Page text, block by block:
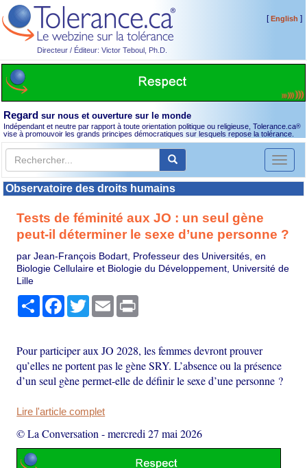
Directeur / Éditeur: Victor Teboul, Ph.D.
[English ]
Regard sur nous et ouverture sur le monde
Indépendant et neutre par rapport à toute orientation politique ou religieuse, Tolerance.ca®
vise à promouvoir les grands principes démocratiques sur lesquels repose la tolérance.
Toggle
Observatoire des droits humains
Tests de féminité aux JO : un seul gène
peut-il déterminer le sexe d’une personne ?
par Jean-François Bodart, Professeur des Universités, en
Biologie Cellulaire et Biologie du Développement, Université de
Lille
PartagerFacebook
TwitterEmail
Pour participer aux JO 2028, les femmes devront prouver
qu’elles ne portent pas le gène SRY. L’absence ou la présence
d’un seul gène permet-elle de définir le sexe d’une personne ?
Lire l'article complet
© La Conversation -mercredi 27 mai 2026